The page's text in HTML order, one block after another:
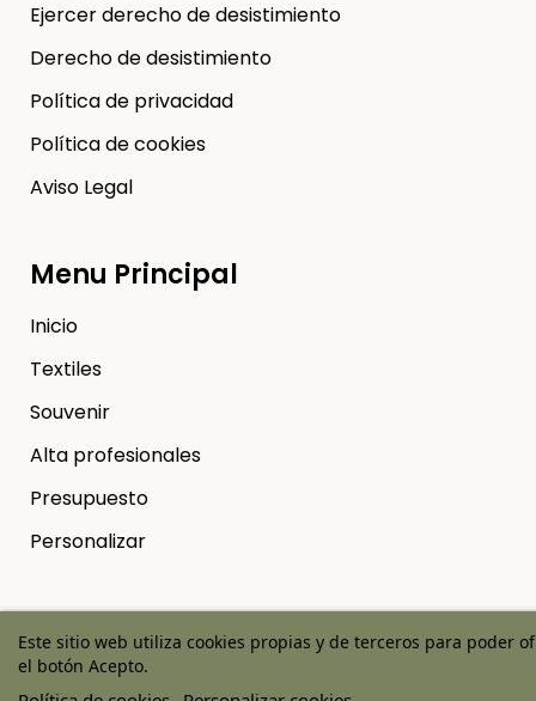
Ejercer derecho de desistimiento
Derecho de desistimiento
Política de privacidad
Política de cookies
Aviso Legal
Menu Principal
Inicio
Textiles
Souvenir
Alta profesionales
Presupuesto
Personalizar
Copyright © 2025 Ticab - Hecho en el Rocio | Diseño web
Este sitio web utiliza cookies propias y de terceros para poder
el botón Acepto.